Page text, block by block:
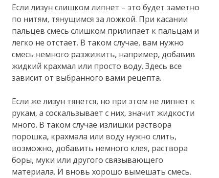
Если лизун слишком липнет – это будет заметно
по нитям, тянущимся за ложкой. При касании
пальцев смесь слишком прилипает к пальцам и
легко не отстает. В таком случае, вам нужно
смесь немного разжижить, например, добавив
жидкий крахмал или просто воду. Здесь все
зависит от выбранного вами рецепта.
Если же лизун тянется, но при этом не липнет к
рукам, а соскальзывает с них, значит жидкости
много. В таком случае излишки раствора
порошка, крахмала или воду нужно слить,
возможно, добавить немного клея, раствора
боры, муки или другого связывающего
материала. И вновь хорошо вымешать смесь.